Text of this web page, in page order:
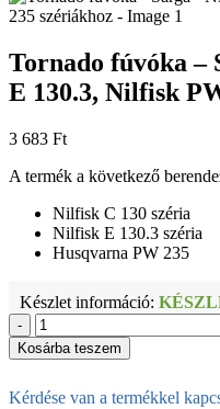
Tornado fúvóka –
E 130.3, Nilfisk
3 683 Ft
A termék a következő
Nilfisk C 130 széria
Nilfisk E 130.3 széria
Husqvarna PW 235
Készlet információ:
-
Kosárba teszem
Kérdése van a termékkel